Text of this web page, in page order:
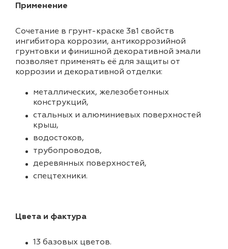
Применение
Сочетание в грунт-краске 3в1 свойств
ингибитора коррозии, антикоррозийной
грунтовки и финишной декоративной эмали
позволяет применять её для защиты от
коррозии и декоративной отделки:
металлических, железобетонных
конструкций,
стальных и алюминиевых поверхностей
крыш,
водостоков,
трубопроводов,
деревянных поверхностей,
спецтехники.
Цвета и фактура
13 базовых цветов.